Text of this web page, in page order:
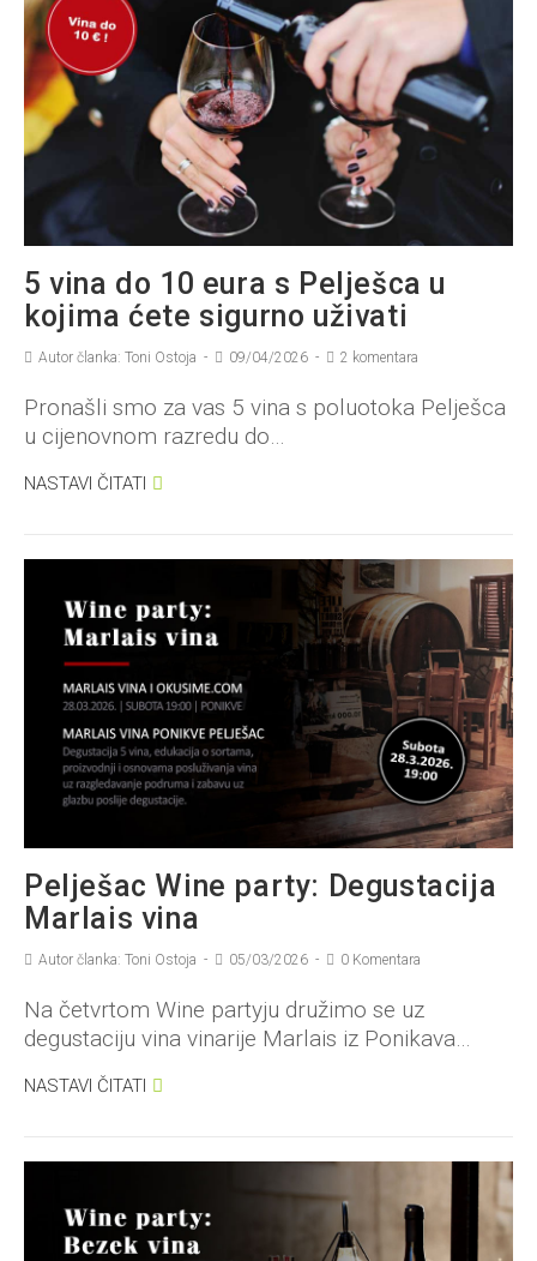
5 vina do 10 eura s Pelješca u
kojima ćete sigurno uživati
Autor članka: Toni Ostoja 09/04/2026 2 komentara
Pronašli smo za vas 5 vina s poluotoka Pelješca
u cijenovnom razredu do…
NASTAVI ČITATI
Pelješac Wine party: Degustacija
Marlais vina
Autor članka: Toni Ostoja 05/03/2026 0 Komentara
Na četvrtom Wine partyju družimo se uz
degustaciju vina vinarije Marlais iz Ponikava…
NASTAVI ČITATI